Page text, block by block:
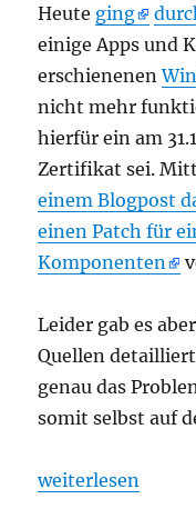
Heute ging
einige Apps und
erschienenen
nicht mehr
hierfür ein am
Zertifikat sei.
einem Blogpost
einen Patch für
Komponenten
Leider gab es
Quellen
genau das
somit selbst auf
weiterlesen